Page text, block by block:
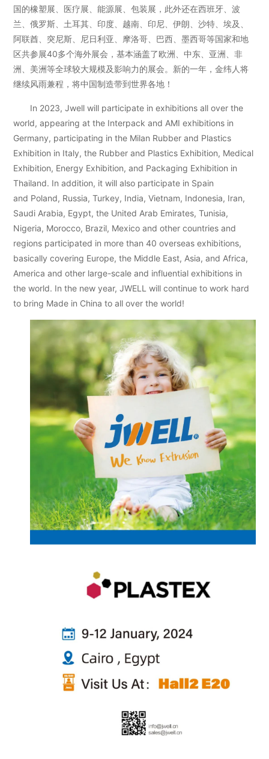
国的橡塑展、医疗展、能源展、包装展，此外还在西班牙、波
兰、俄罗斯、土耳其、印度、越南、印尼、伊朗、沙特、埃及、
阿联酋、突尼斯、尼日利亚、摩洛哥、巴西、墨西哥等国家和地
区共参展40多个海外展会，基本涵盖了欧洲、中东、亚洲、非
洲、美洲等全球较大规模及影响力的展会。新的一年，金纬人将
继续风雨兼程，将中国制造带到世界各地！
In 2023, Jwell will participate in exhibitions all over the
world, appearing at the Interpack and AMI exhibitions in
Germany, participating in the Milan Rubber and Plastics
Exhibition in Italy, the Rubber and Plastics Exhibition, Medical
Exhibition, Energy Exhibition, and Packaging Exhibition in
Thailand. In addition, it will also participate in Spain
and Poland, Russia, Turkey, India, Vietnam, Indonesia, Iran,
Saudi Arabia, Egypt, the United Arab Emirates, Tunisia,
Nigeria, Morocco, Brazil, Mexico and other countries and
regions participated in more than 40 overseas exhibitions,
basically covering Europe, the Middle East, Asia, and Africa,
America and other large-scale and influential exhibitions in
the world. In the new year, JWELL will continue to work hard
to bring Made in China to all over the world!